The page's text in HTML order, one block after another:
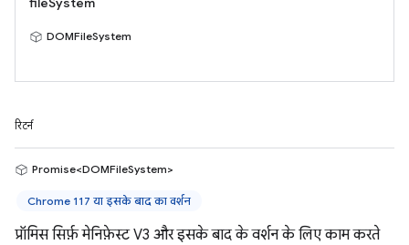
DOMFileSystem
रिटर्न
Promise<DOMFileSystem>
Chrome 117 या इसके बाद का वर्शन
प्रॉमिस सिर्फ़ मेनिफ़ेस्ट V3 और इसके बाद के वर्शन के लिए काम करते